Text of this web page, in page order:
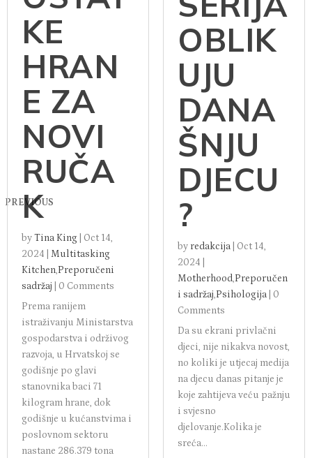
PREVIOUS
KE
HRAN
E ZA
NOVI
RUČA
K
byTina King
Oct 14,
2024
Multitasking
Kitchen,Preporučeni
sadržaj
0 Comments
Prema ranijem
istraživanju Ministarstva
gospodarstva i održivog
razvoja, u Hrvatskoj se
godišnje po glavi
stanovnika baci 71
kilogram hrane, dok
godišnje u kućanstvima i
poslovnom sektoru
nastane 286.379 tona
OBLIK
UJU
DANA
ŠNJU
DJECU
?
by redakcija
Oct 14,
2024
Motherhood,Preporučen
i sadržaj,Psihologija
0
Comments
Da su ekrani privlačni
djeci, nije nikakva novost,
no koliki je utjecaj medija
na djecu danas pitanje je
koje zahtijeva veću pažnju
i svjesno
djelovanje.Kolika je
sreća...